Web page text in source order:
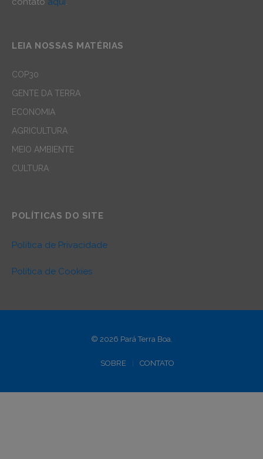
LEIA NOSSAS MATÉRIAS
COP30
GENTE DA TERRA
ECONOMIA
AGRICULTURA
MEIO AMBIENTE
CULTURA
POLÍTICAS DO SITE
Política de Privacidade
Política de Cookies
© 2026 Pará Terra Boa.
SOBRE CONTATO